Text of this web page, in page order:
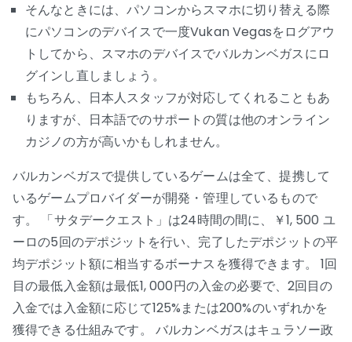
そんなときには、パソコンからスマホに切り替える際
にパソコンのデバイスで一度Vukan Vegasをログアウ
トしてから、スマホのデバイスでバルカンベガスにロ
グインし直しましょう。
もちろん、日本人スタッフが対応してくれることもあ
りますが、日本語でのサポートの質は他のオンライン
カジノの方が高いかもしれません。
バルカンベガスで提供しているゲームは全て、提携して
いるゲームプロバイダーが開発・管理しているもので
す。 「サタデークエスト」は24時間の間に、￥1, 500 ユ
ーロの5回のデポジットを行い、完了したデポジットの平
均デポジット額に相当するボーナスを獲得できます。 1回
目の最低入金額は最低1, 000円の入金の必要で、2回目の
入金では入金額に応じて125%または200%のいずれかを
獲得できる仕組みです。 バルカンベガスはキュラソー政